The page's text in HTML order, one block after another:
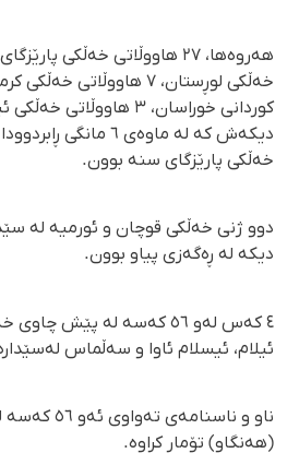
دیکەش کە لە ماوەی ٦
خەڵکی پارێزگای سنە بوون.
دیکە لە ڕەگەزی پیاو بوون.
٤ کەس لەو ٥٦ کەسە لە پێش
ئیلام، ئیسلام ئاوا و سەڵماس
ناو و
(هەنگاو) تۆمار کراوە.